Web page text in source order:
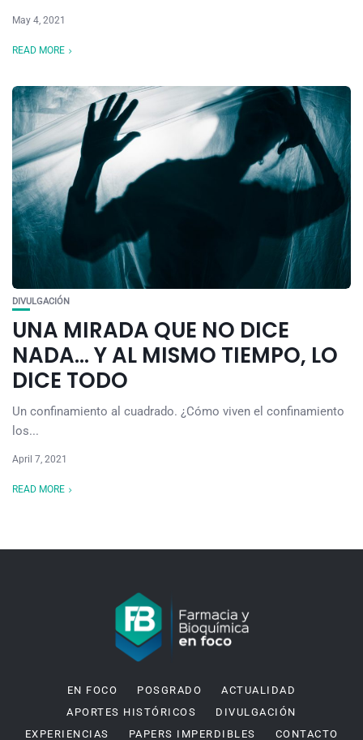
May 4, 2021
READ MORE
DIVULGACIÓN
UNA MIRADA QUE NO DICE
NADA… Y AL MISMO TIEMPO, LO
DICE TODO
Un confinamiento al cuadrado. ¿Cómo viven el confinamiento
los...
April 7, 2021
READ MORE
EN FOCO POSGRADO
ACTUALIDAD
APORTES HISTÓRICOS
DIVULGACIÓN
EXPERIENCIAS
PAPERS IMPERDIBLES CONTACTO